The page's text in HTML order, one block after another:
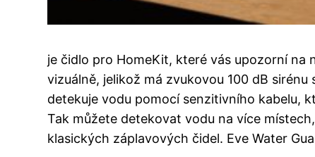
je čidlo pro HomeKit, které vás upozorní na
vizuálně, jelikož má zvukovou 100 dB sirénu
detekuje vodu pomocí senzitivního kabelu,
Tak můžete detekovat vodu na více
klasických záplavových čidel. Eve Water